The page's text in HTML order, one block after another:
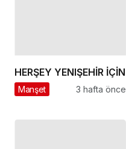
HERŞEY YENIŞEHİR İÇİN
Manşet 3 hafta önce